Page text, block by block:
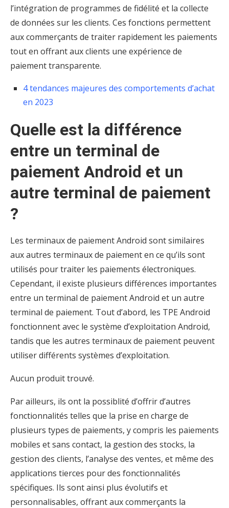
l’intégration de programmes de fidélité et la collecte
de données sur les clients. Ces fonctions permettent
aux commerçants de traiter rapidement les paiements
tout en offrant aux clients une expérience de
paiement transparente.
4 tendances majeures des comportements d’achat
en 2023
Quelle est la différence
entre un terminal de
paiement Android et un
autre terminal de paiement
?
Les terminaux de paiement Android sont similaires
aux autres terminaux de paiement en ce qu’ils sont
utilisés pour traiter les paiements électroniques.
Cependant, il existe plusieurs différences importantes
entre un terminal de paiement Android et un autre
terminal de paiement. Tout d’abord, les TPE Android
fonctionnent avec le système d’exploitation Android,
tandis que les autres terminaux de paiement peuvent
utiliser différents systèmes d’exploitation.
Aucun produit trouvé.
Par ailleurs, ils ont la possiblité d’offrir d’autres
fonctionnalités telles que la prise en charge de
plusieurs types de paiements, y compris les paiements
mobiles et sans contact, la gestion des stocks, la
gestion des clients, l’analyse des ventes, et même des
applications tierces pour des fonctionnalités
spécifiques. Ils sont ainsi plus évolutifs et
personnalisables, offrant aux commerçants la